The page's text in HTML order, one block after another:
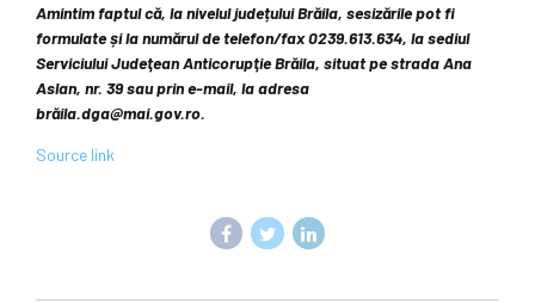
Amintim faptul că, la nivelul județului Brăila, sesizările pot fi
formulate și la numărul de telefon/fax 0239.613.634, la sediul
Serviciului Judeţean Anticorupţie Brăila, situat pe strada Ana
Aslan, nr. 39 sau prin e-mail, la adresa
brăila.dga@mai.gov.ro.
Source link